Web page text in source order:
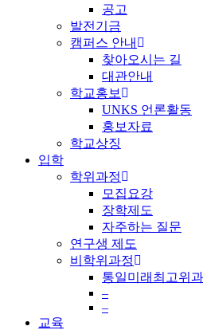
공고
발전기금
캠퍼스 안내
찾아오시는 길
대관안내
학교홍보
UNKS 언론활동
홍보자료
학교상징
입학
학위과정
모집요강
장학제도
자주하는 질문
연구생 제도
비학위과정
통일미래최고위
–
–
교육